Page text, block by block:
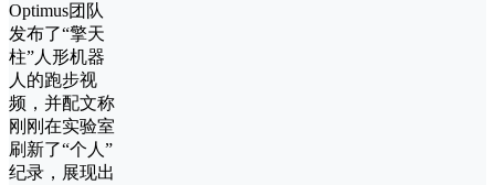
Optimus团队
发布了“擎天
柱”人形机器
人的跑步视
频，并配文称
刚刚在实验室
刷新了“个人”
纪录，展现出